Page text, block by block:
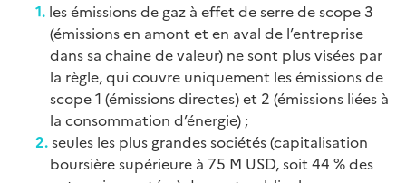
les émissions de gaz à effet de serre de scope 3
(émissions en amont et en aval de l’entreprise
dans sa chaine de valeur) ne sont plus visées par
la règle, qui couvre uniquement les émissions de
scope 1 (émissions directes) et 2 (émissions liées à
la consommation d’énergie) ;
seules les plus grandes sociétés (capitalisation
boursière supérieure à 75 M USD, soit 44 % des